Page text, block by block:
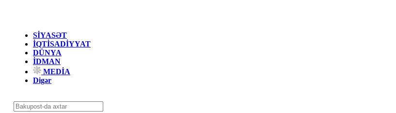
SİYASƏT
İQTİSADİYYAT
DÜNYA
İDMAN
MEDİA
Digər